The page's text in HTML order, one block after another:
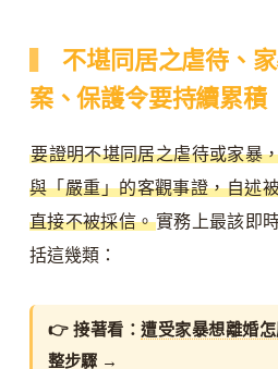
不堪同居之虐待、
案、保護令要持續累積
要證明不堪同居之虐待或家暴
與「嚴重」的客觀事證，自述
直接不被採信。實務上最該即
括這幾類：
👉 接著看：遭受家暴想離婚
整步驟→